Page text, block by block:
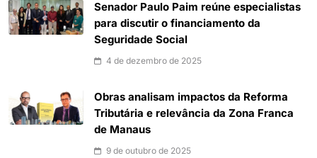
Senador Paulo Paim reúne especialistas
para discutir o financiamento da
Seguridade Social
4 de dezembro de 2025
Obras analisam impactos da Reforma
Tributária e relevância da Zona Franca
de Manaus
9 de outubro de 2025